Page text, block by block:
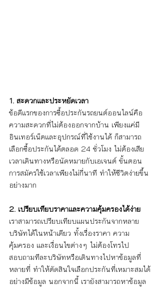
1. สะดวกและประหยัดเวลา
ข้อดีแรกของการซื้อประกันรถยนต์ออนไลน์คือ
ความสะดวกที่ไม่ต้องออกจากบ้าน เพียงแค่มี
อินเทอร์เน็ตและอุปกรณ์ที่ใช้งานได้ ก็สามารถ
เลือกซื้อประกันได้ตลอด 24 ชั่วโมง ไม่ต้องเสีย
เวลาเดินทางหรือนัดหมายกับเอเจนต์ ขั้นตอน
การสมัครใช้เวลาเพียงไม่กี่นาที ทำให้ชีวิตง่ายขึ้น
อย่างมาก
2. เปรียบเทียบราคาและความคุ้มครองได้ง่าย
เราสามารถเปรียบเทียบแผนประกันจากหลาย
บริษัทได้ในหน้าเดียว ทั้งเรื่องราคา ความ
คุ้มครอง และเงื่อนไขต่างๆ ไม่ต้องโทรไป
สอบถามทีละบริษัทหรือเดินทางไปหาข้อมูลที่
หลายที่ ทำให้ตัดสินใจเลือกประกันที่เหมาะสมได้
อย่างมีข้อมูล นอกจากนี้ เรายังสามารถหาข้อมูล